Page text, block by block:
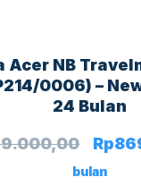
Acer NB
0006) –
24 Bulan
Rp
bulan